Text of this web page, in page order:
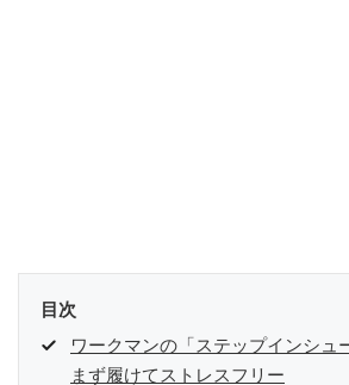
目次
ワークマンの「ステップインシュ
まず履けてストレスフリー